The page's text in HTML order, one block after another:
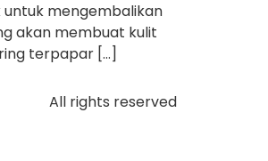
untuk mengembalikan
akan membuat kulit
terpapar […]
All rights reserved